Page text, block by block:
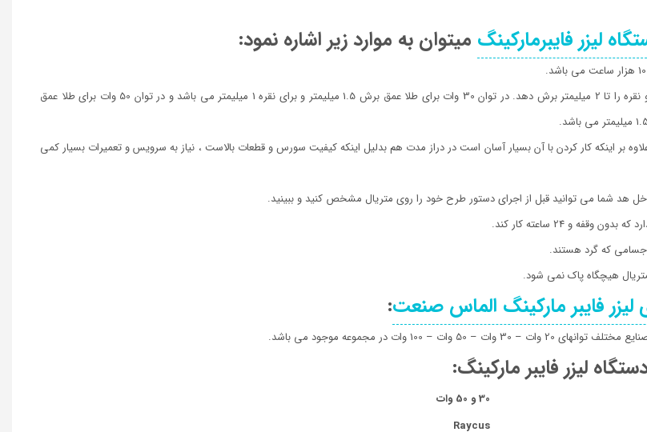
لیزر فایبرمارکینگ میتوان به موارد زیر اشاره نمود:
2-این دستگاه قادر است طلا و نقره را تا 2 میلیمتر برش دهد. در توان 30 وات برای طلا عمق برش 1.5 میلیمتر و برای نقره 1 میلیمتر می باشد و در توان 50 وات برای طلا عمق
علاوه بر اینکه کار کردن با آن بسیار آسان است در دراز مدت هم بدلیل اینکه کیفیت سورس و قطعات بالاست ، نیاز به سرویس و تعمیرات بسیار کمی
فایبر مارکینگ الماس صنعت:
50 وات – 100 وات در مجموعه موجود می باشد.
لیزر فایبر مارکینگ:
30 و 50 وات
Raycus